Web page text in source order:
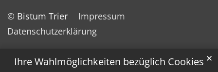
Ihre Wahlmöglichkeiten bezüglich Cookies ✕
© Bistum Trier
Impressum
Datenschutzerklärung